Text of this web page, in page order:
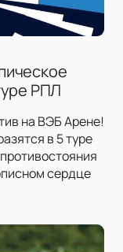
РПЛ
на ВЭБ Арене!
в 5 туре
сердце